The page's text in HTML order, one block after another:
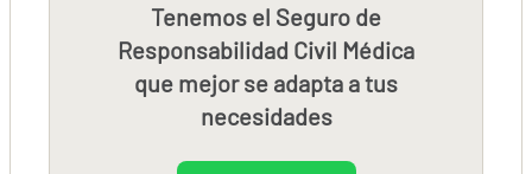
Tenemos el Seguro de
Responsabilidad Civil Médica
que mejor se adapta a tus
necesidades